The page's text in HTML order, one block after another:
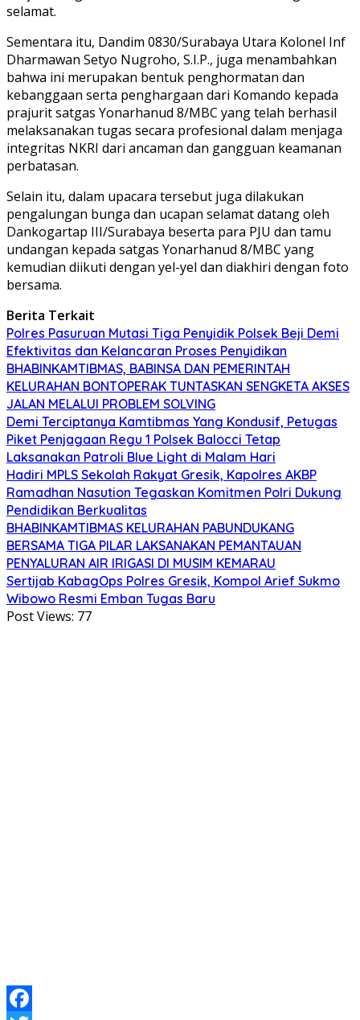
selamat.
Sementara itu, Dandim 0830/Surabaya Utara Kolonel Inf
Dharmawan Setyo Nugroho, S.I.P., juga menambahkan
bahwa ini merupakan bentuk penghormatan dan
kebanggaan serta penghargaan dari Komando kepada
prajurit satgas Yonarhanud 8/MBC yang telah berhasil
melaksanakan tugas secara profesional dalam menjaga
integritas NKRI dari ancaman dan gangguan keamanan
perbatasan.
Selain itu, dalam upacara tersebut juga dilakukan
pengalungan bunga dan ucapan selamat datang oleh
Dankogartap III/Surabaya beserta para PJU dan tamu
undangan kepada satgas Yonarhanud 8/MBC yang
kemudian diikuti dengan yel-yel dan diakhiri dengan foto
bersama.
Berita Terkait
Polres Pasuruan Mutasi Tiga Penyidik Polsek Beji Demi
Efektivitas dan Kelancaran Proses Penyidikan
BHABINKAMTIBMAS, BABINSA DAN PEMERINTAH
KELURAHAN BONTOPERAK TUNTASKAN SENGKETA AKSES
JALAN MELALUI PROBLEM SOLVING
Demi Terciptanya Kamtibmas Yang Kondusif, Petugas
Piket Penjagaan Regu 1 Polsek Balocci Tetap
Laksanakan Patroli Blue Light di Malam Hari
Hadiri MPLS Sekolah Rakyat Gresik, Kapolres AKBP
Ramadhan Nasution Tegaskan Komitmen Polri Dukung
Pendidikan Berkualitas
BHABINKAMTIBMAS KELURAHAN PABUNDUKANG
BERSAMA TIGA PILAR LAKSANAKAN PEMANTAUAN
PENYALURAN AIR IRIGASI DI MUSIM KEMARAU
Sertijab KabagOps Polres Gresik, Kompol Arief Sukmo
Wibowo Resmi Emban Tugas Baru
Post Views: 77